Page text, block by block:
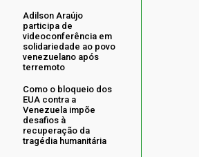
Adilson Araújo
participa de
videoconferência em
solidariedade ao povo
venezuelano após
terremoto
Como o bloqueio dos
EUA contra a
Venezuela impõe
desafios à
recuperação da
tragédia humanitária